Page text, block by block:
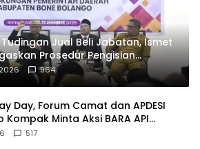
Jual Beli Jabatan, Ismet
Prosedur Pengisian
964
Day, Forum Camat dan APDESI
Kompak Minta Aksi BARA API
517